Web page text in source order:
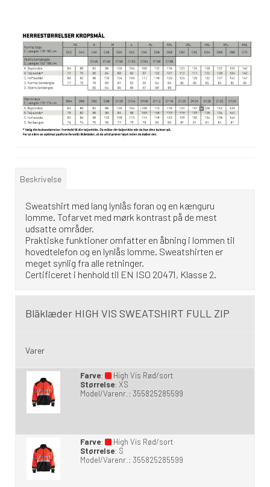
Beskrivelse
Sweatshirt med lang lynlås foran og en kænguru
lomme. Tofarvet med mørk kontrast på de mest
udsatte områder.
Praktiske funktioner omfatter en åbning i lommen til
hovedtelefon og en lynlås lomme. Sweatshirten er
meget synlig fra alle retninger.
Certificeret i henhold til EN ISO 20471, Klasse 2.
Bläklæder HIGH VIS SWEATSHIRT FULL ZIP
Varer
Farve:
High Vis Rød/sort
Størrelse: XS
Model/Varenr.: 355825285599
Farve:
High Vis Rød/sort
Størrelse: S
Model/Varenr.: 355825285599